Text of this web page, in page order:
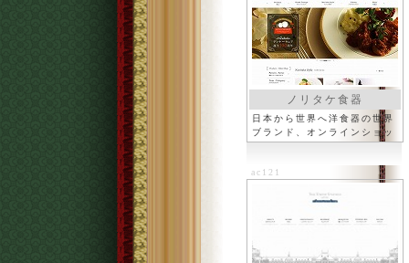
ノリタケ食器
日本から世界へ洋食器の世界
ブランド、オンラインショッ
プ
ac121